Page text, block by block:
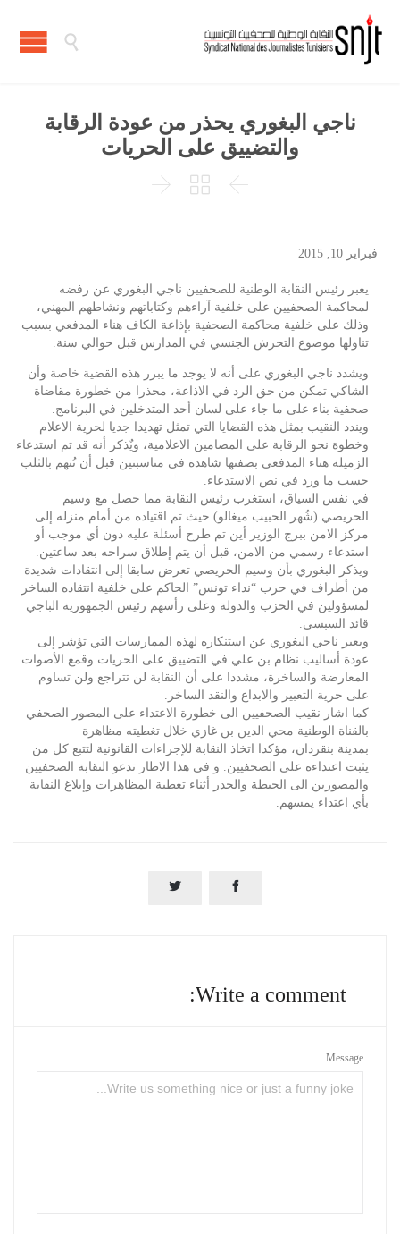

ناجي البغوري يحذر من عودة الرقابة
والتضييق على الحريات



فبراير 10, 2015
يعبر رئيس النقابة الوطنية للصحفيين ناجي البغوري عن رفضه
لمحاكمة الصحفيين على خلفية آراءهم وكتاباتهم ونشاطهم المهني،
وذلك على خلفية محاكمة الصحفية بإذاعة الكاف هناء المدفعي بسبب
تناولها موضوع التحرش الجنسي في المدارس قبل حوالي سنة.
ويشدد ناجي البغوري على أنه لا يوجد ما يبرر هذه القضية خاصة وأن
الشاكي تمكن من حق الرد في الاذاعة، محذرا من خطورة مقاضاة
صحفية بناء على ما جاء على لسان أحد المتدخلين في البرنامج.
ويندد النقيب بمثل هذه القضايا التي تمثل تهديدا جديا لحرية الاعلام
وخطوة نحو الرقابة على المضامين الاعلامية، ويٌذكر أنه قد تم استدعاء
الزميلة هناء المدفعي بصفتها شاهدة في مناسبتين قبل أن تُتهم بالثلب
حسب ما ورد في نص الاستدعاء.
في نفس السياق، استغرب رئيس النقابة مما حصل مع وسيم
الحريصي (شُهر الحبيب ميغالو) حيث تم اقتياده من أمام منزله إلى
مركز الامن ببرج الوزير أين تم طرح أسئلة عليه دون أي موجب أو
استدعاء رسمي من الامن، قبل أن يتم إطلاق سراحه بعد ساعتين.
ويذكر البغوري بأن وسيم الحريصي تعرض سابقا إلى انتقادات شديدة
من أطراف في حزب “نداء تونس” الحاكم على خلفية انتقاده الساخر
لمسؤولين في الحزب والدولة وعلى رأسهم رئيس الجمهورية الباجي
قائد السبسي.
ويعبر ناجي البغوري عن استنكاره لهذه الممارسات التي تؤشر إلى
عودة أساليب نظام بن علي في التضييق على الحريات وقمع الأصوات
المعارضة والساخرة، مشددا على أن النقابة لن تتراجع ولن تساوم
على حرية التعبير والابداع والنقد الساخر.
كما اشار نقيب الصحفيين الى خطورة الاعتداء على المصور الصحفي
بالقناة الوطنية محي الدين بن غازي خلال تغطيته مظاهرة
بمدينة بنقردان، مؤكدا اتخاذ النقابة للإجراءات القانونية لتتبع كل من
يثبت اعتداءه على الصحفيين. و في هذا الاطار تدعو النقابة الصحفيين
والمصورين الى الحيطة والحذر أثناء تغطية المظاهرات وإبلاغ النقابة
بأي اعتداء يمسهم.


Write a comment:
Message